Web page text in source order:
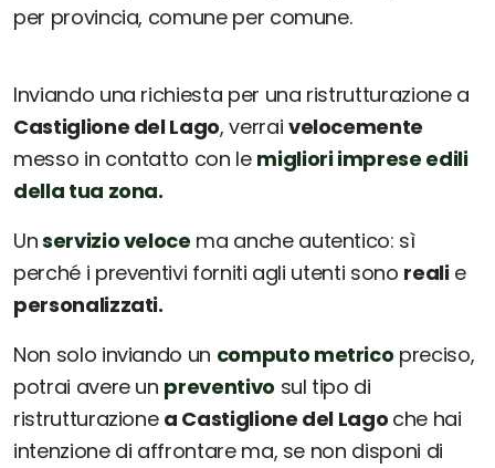
per provincia, comune per comune.
Inviando una richiesta per una ristrutturazione a
Castiglione del Lago, verrai velocemente
messo in contatto con le migliori imprese edili
della tua zona.
Unservizio veloce ma anche autentico: sì
perché i preventivi forniti agli utenti sono realie
personalizzati.
Non solo inviando un computo metrico preciso,
potrai avere un preventivo sul tipo di
ristrutturazione a Castiglione del Lago che hai
intenzione di affrontare ma, se non disponi di